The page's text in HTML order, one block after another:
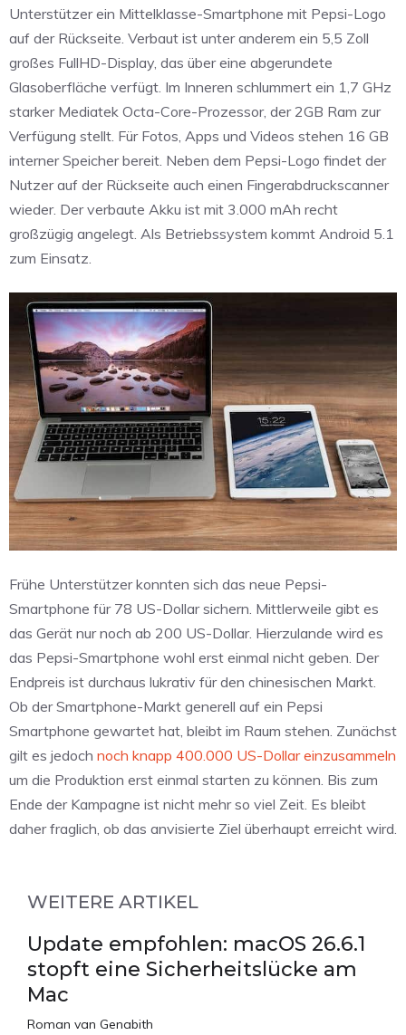
Unterstützer ein Mittelklasse-Smartphone mit Pepsi-Logo
auf der Rückseite. Verbaut ist unter anderem ein 5,5 Zoll
großes FullHD-Display, das über eine abgerundete
Glasoberfläche verfügt. Im Inneren schlummert ein 1,7 GHz
starker Mediatek Octa-Core-Prozessor, der 2GB Ram zur
Verfügung stellt. Für Fotos, Apps und Videos stehen 16 GB
interner Speicher bereit. Neben dem Pepsi-Logo findet der
Nutzer auf der Rückseite auch einen Fingerabdruckscanner
wieder. Der verbaute Akku ist mit 3.000 mAh recht
großzügig angelegt. Als Betriebssystem kommt Android 5.1
zum Einsatz.
Frühe Unterstützer konnten sich das neue Pepsi-
Smartphone für 78 US-Dollar sichern. Mittlerweile gibt es
das Gerät nur noch ab 200 US-Dollar. Hierzulande wird es
das Pepsi-Smartphone wohl erst einmal nicht geben. Der
Endpreis ist durchaus lukrativ für den chinesischen Markt.
Ob der Smartphone-Markt generell auf ein Pepsi
Smartphone gewartet hat, bleibt im Raum stehen. Zunächst
gilt es jedoch noch knapp 400.000 US-Dollar einzusammeln
um die Produktion erst einmal starten zu können. Bis zum
Ende der Kampagne ist nicht mehr so viel Zeit. Es bleibt
daher fraglich, ob das anvisierte Ziel überhaupt erreicht wird.
WEITERE ARTIKEL
Update empfohlen: macOS 26.6.1
stopft eine Sicherheitslücke am
Mac
Roman van Genabith